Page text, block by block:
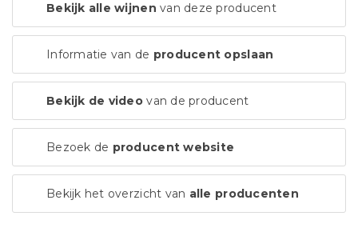
Bekijk alle wijnen van deze producent
Informatie van de producent opslaan
Bekijk de video van de producent
Bezoek de producent website
Bekijk het overzicht van alle producenten